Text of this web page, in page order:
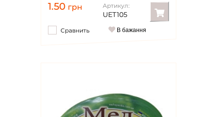
1.50 грн Артикул:
UET105
Сравнить В бажання